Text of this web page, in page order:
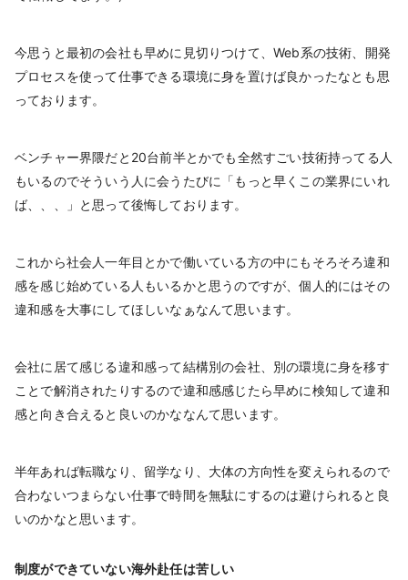
今思うと最初の会社も早めに見切りつけて、Web系の技術、開発
プロセスを使って仕事できる環境に身を置けば良かったなとも思
っております。
ベンチャー界隈だと20台前半とかでも全然すごい技術持ってる人
もいるのでそういう人に会うたびに「もっと早くこの業界にいれ
ば、、、」と思って後悔しております。
これから社会人一年目とかで働いている方の中にもそろそろ違和
感を感じ始めている人もいるかと思うのですが、個人的にはその
違和感を大事にしてほしいなぁなんて思います。
会社に居て感じる違和感って結構別の会社、別の環境に身を移す
ことで解消されたりするので違和感感じたら早めに検知して違和
感と向き合えると良いのかななんて思います。
半年あれば転職なり、留学なり、大体の方向性を変えられるので
合わないつまらない仕事で時間を無駄にするのは避けられると良
いのかなと思います。
制度ができていない海外赴任は苦しい